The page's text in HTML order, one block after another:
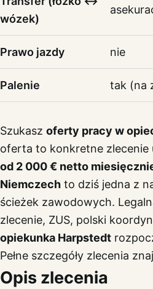
wózek)
Prawo jazdy nie
Palenie tak (na
Szukasz oferty pracy w
oferta to konkretne zlecenie
od 2 000 € netto
Niemczech to dziś jedna z
ścieżek zawodowych.
zlecenie, ZUS, polski
opiekunka Harpstedt
Pełne szczegóły zlecenia
Opis zlecenia